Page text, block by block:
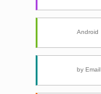
Android
by Email